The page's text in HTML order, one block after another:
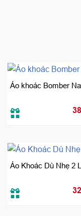
Áo khoác Bomber
Áo Khoác Dù Nhẹ 2